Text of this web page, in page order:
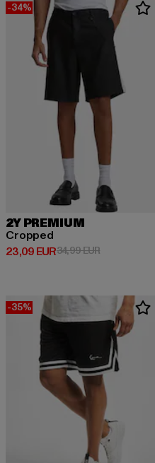
-34%
2Y PREMIUM
Cropped
23,09 EUR
Prix courant: 23,09 EUR
34,99 EURPrix en
-35%